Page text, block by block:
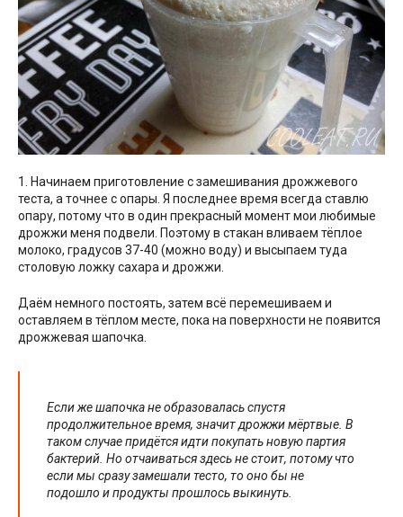
1. Начинаем приготовление с замешивания дрожжевого
теста, а точнее с опары. Я последнее время всегда ставлю
опару, потому что в один прекрасный момент мои любимые
дрожжи меня подвели. Поэтому в стакан вливаем тёплое
молоко, градусов 37-40 (можно воду) и высыпаем туда
столовую ложку сахара и дрожжи.
Даём немного постоять, затем всё перемешиваем и
оставляем в тёплом месте, пока на поверхности не появится
дрожжевая шапочка.
Если же шапочка не образовалась спустя
продолжительное время, значит дрожжи мёртвые. В
таком случае придётся идти покупать новую партия
бактерий. Но отчаиваться здесь не стоит, потому что
если мы сразу замешали тесто, то оно бы не
подошло и продукты прошлось выкинуть.